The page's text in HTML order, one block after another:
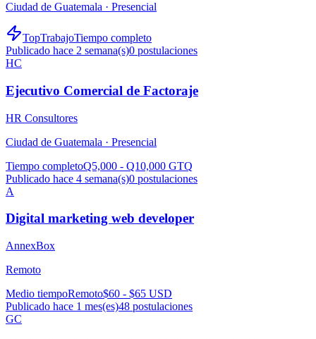
Ciudad de Guatemala · Presencial
TopTrabajoTiempo completo
Publicado hace 2 semana(s)0 postulaciones
HC
Ejecutivo Comercial de Factoraje
HR Consultores
Ciudad de Guatemala · Presencial
Tiempo completoQ5,000 - Q10,000 GTQ
Publicado hace 4 semana(s)0 postulaciones
A
Digital marketing web developer
AnnexBox
Remoto
Medio tiempoRemoto$60 - $65 USD
Publicado hace 1 mes(es)48 postulaciones
GC